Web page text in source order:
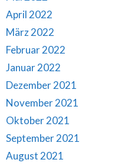
April 2022
März 2022
Februar 2022
Januar 2022
Dezember 2021
November 2021
Oktober 2021
September 2021
August 2021